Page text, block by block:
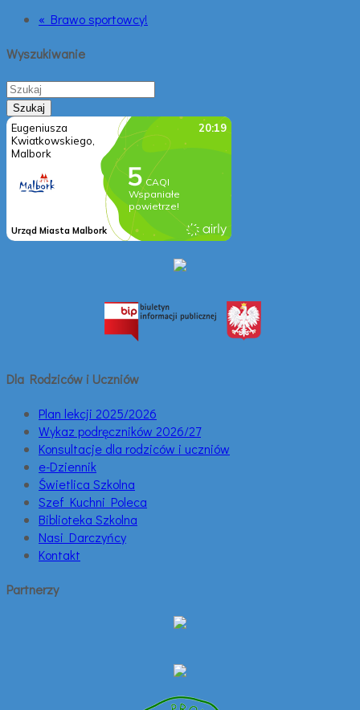
« Brawo sportowcy!
Wyszukiwanie
Dla Rodziców i Uczniów
Plan lekcji 2025/2026
Wykaz podręczników 2026/27
Konsultacje dla rodziców i uczniów
e-Dziennik
Świetlica Szkolna
Szef Kuchni Poleca
Biblioteka Szkolna
Nasi Darczyńcy
Kontakt
Partnerzy